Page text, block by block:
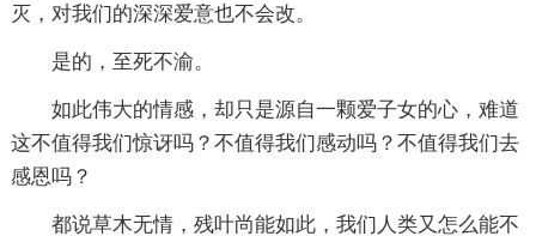
灭，对我们的深深爱意也不会改。
是的，至死不渝。
如此伟大的情感，却只是源自一颗爱子女的心，难道
这不值得我们惊讶吗？不值得我们感动吗？不值得我们去
感恩吗？
都说草木无情，残叶尚能如此，我们人类又怎么能不